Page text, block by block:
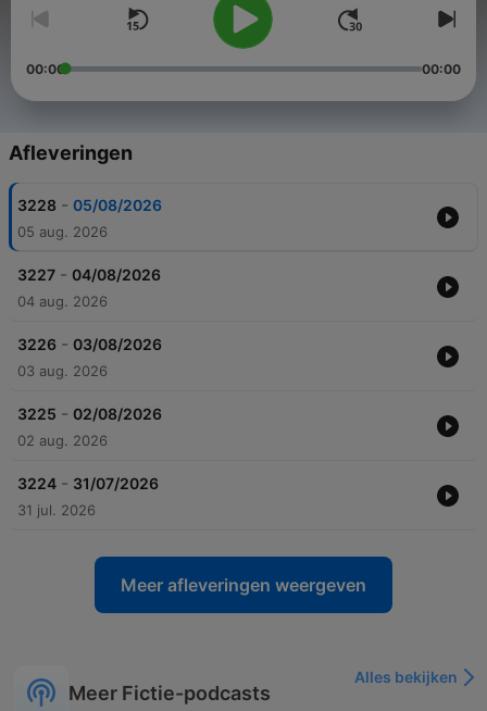
00:00 00:00
Afleveringen
3228 - 05/08/2026
05 aug. 2026
3227 - 04/08/2026
04 aug. 2026
3226 - 03/08/2026
03 aug. 2026
3225 - 02/08/2026
02 aug. 2026
3224 - 31/07/2026
31 jul. 2026
Meer afleveringen weergeven
Meer Fictie-podcasts
Alles bekijken